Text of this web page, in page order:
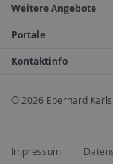
Weitere Angebote
Portale
Kontaktinfo
© 2026 Eberhard
Impressum